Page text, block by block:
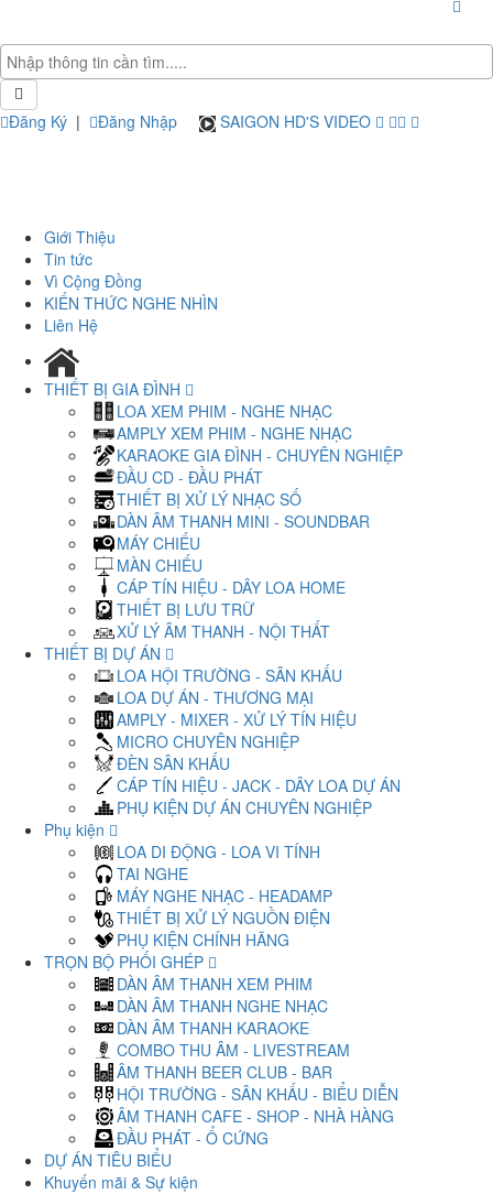
Đăng Ký | Đăng Nhập SAIGON HD'S VIDEO
Giới Thiệu
Tin tức
Vì Cộng Đồng
KIẾN THỨC NGHE NHÌN
Liên Hệ
THIẾT BỊ GIA ĐÌNH
LOA XEM PHIM - NGHE NHẠC
AMPLY XEM PHIM - NGHE NHẠC
KARAOKE GIA ĐÌNH - CHUYÊN NGHIỆP
ĐẦU CD - ĐẦU PHÁT
THIẾT BỊ XỬ LÝ NHẠC SỐ
DÀN ÂM THANH MINI - SOUNDBAR
MÁY CHIẾU
MÀN CHIẾU
CÁP TÍN HIỆU - DÂY LOA HOME
THIẾT BỊ LƯU TRỮ
XỬ LÝ ÂM THANH - NỘI THẤT
THIẾT BỊ DỰ ÁN
LOA HỘI TRƯỜNG - SÂN KHẤU
LOA DỰ ÁN - THƯƠNG MẠI
AMPLY - MIXER - XỬ LÝ TÍN HIỆU
MICRO CHUYÊN NGHIỆP
ĐÈN SÂN KHẤU
CÁP TÍN HIỆU - JACK - DÂY LOA DỰ ÁN
PHỤ KIỆN DỰ ÁN CHUYÊN NGHIỆP
Phụ kiện
LOA DI ĐỘNG - LOA VI TÍNH
TAI NGHE
MÁY NGHE NHẠC - HEADAMP
THIẾT BỊ XỬ LÝ NGUỒN ĐIỆN
PHỤ KIỆN CHÍNH HÃNG
TRỌN BỘ PHỐI GHÉP
DÀN ÂM THANH XEM PHIM
DÀN ÂM THANH NGHE NHẠC
DÀN ÂM THANH KARAOKE
COMBO THU ÂM - LIVESTREAM
ÂM THANH BEER CLUB - BAR
HỘI TRƯỜNG - SÂN KHẤU - BIỂU DIỄN
ÂM THANH CAFE - SHOP - NHÀ HÀNG
ĐẦU PHÁT - Ổ CỨNG
DỰ ÁN TIÊU BIỂU
Khuyến mãi & Sự kiện